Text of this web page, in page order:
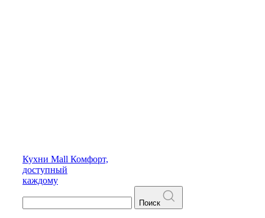
Кухни Mall Комфорт,
доступный
каждому
Поиск